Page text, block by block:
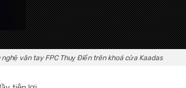
nghệ vân tay FPC Thuỵ Điển trên khoá cửa Kaadas